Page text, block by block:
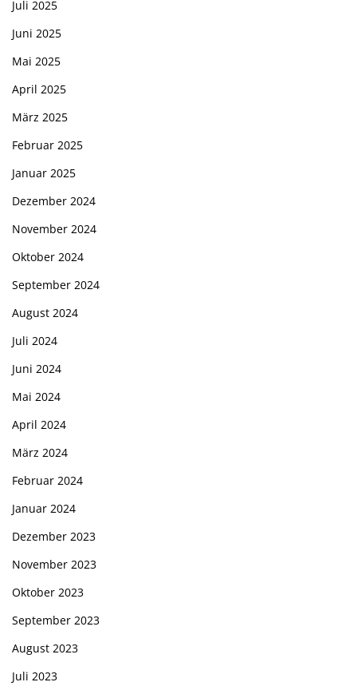
Juli 2025
Juni 2025
Mai 2025
April 2025
März 2025
Februar 2025
Januar 2025
Dezember 2024
November 2024
Oktober 2024
September 2024
August 2024
Juli 2024
Juni 2024
Mai 2024
April 2024
März 2024
Februar 2024
Januar 2024
Dezember 2023
November 2023
Oktober 2023
September 2023
August 2023
Juli 2023